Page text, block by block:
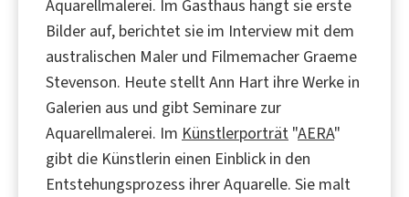
Aquarellmalerei. Im Gasthaus hängt sie erste
Bilder auf, berichtet sie im Interview mit dem
australischen Maler und Filmemacher Graeme
Stevenson. Heute stellt Ann Hart ihre Werke in
Galerien aus und gibt Seminare zur
Aquarellmalerei. Im Künstlerporträt "AERA"
gibt die Künstlerin einen Einblick in den
Entstehungsprozess ihrer Aquarelle. Sie malt